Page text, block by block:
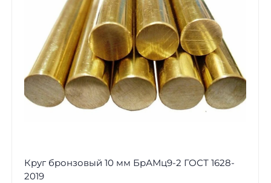
Круг бронзовый 10 мм БрАМц9-2 ГОСТ 1628-
2019